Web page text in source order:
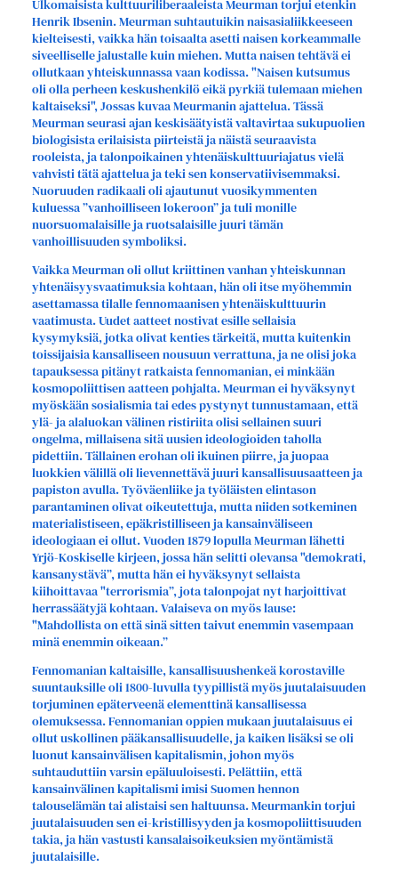
Ulkomaisista kulttuuriliberaaleista Meurman torjui etenkin
Henrik Ibsenin. Meurman suhtautuikin naisasialiikkeeseen
kielteisesti, vaikka hän toisaalta asetti naisen korkeammalle
siveelliselle jalustalle kuin miehen. Mutta naisen tehtävä ei
ollutkaan yhteiskunnassa vaan kodissa. "Naisen kutsumus
oli olla perheen keskushenkilö eikä pyrkiä tulemaan miehen
kaltaiseksi", Jossas kuvaa Meurmanin ajattelua. Tässä
Meurman seurasi ajan keskisäätyistä valtavirtaa sukupuolien
biologisista erilaisista piirteistä ja näistä seuraavista
rooleista, ja talonpoikainen yhtenäiskulttuuriajatus vielä
vahvisti tätä ajattelua ja teki sen konservatiivisemmaksi.
Nuoruuden radikaali oli ajautunut vuosikymmenten
kuluessa ”vanhoilliseen lokeroon” ja tuli monille
nuorsuomalaisille ja ruotsalaisille juuri tämän
vanhoillisuuden symboliksi.
Vaikka Meurman oli ollut kriittinen vanhan yhteiskunnan
yhtenäisyysvaatimuksia kohtaan, hän oli itse myöhemmin
asettamassa tilalle fennomaanisen yhtenäiskulttuurin
vaatimusta. Uudet aatteet nostivat esille sellaisia
kysymyksiä, jotka olivat kenties tärkeitä, mutta kuitenkin
toissijaisia kansalliseen nousuun verrattuna, ja ne olisi joka
tapauksessa pitänyt ratkaista fennomanian, ei minkään
kosmopoliittisen aatteen pohjalta. Meurman ei hyväksynyt
myöskään sosialismia tai edes pystynyt tunnustamaan, että
ylä- ja alaluokan välinen ristiriita olisi sellainen suuri
ongelma, millaisena sitä uusien ideologioiden taholla
pidettiin. Tällainen erohan oli ikuinen piirre, ja juopaa
luokkien välillä oli lievennettävä juuri kansallisuusaatteen ja
papiston avulla. Työväenliike ja työläisten elintason
parantaminen olivat oikeutettuja, mutta niiden sotkeminen
materialistiseen, epäkristilliseen ja kansainväliseen
ideologiaan ei ollut. Vuoden 1879 lopulla Meurman lähetti
Yrjö-Koskiselle kirjeen, jossa hän selitti olevansa "demokrati,
kansanystävä”, mutta hän ei hyväksynyt sellaista
kiihoittavaa "terrorismia”, jota talonpojat nyt harjoittivat
herrassäätyjä kohtaan. Valaiseva on myös lause:
"Mahdollista on että sinä sitten taivut enemmin vasempaan
minä enemmin oikeaan.”
Fennomanian kaltaisille, kansallisuushenkeä korostaville
suuntauksille oli 1800-luvulla tyypillistä myös juutalaisuuden
torjuminen epäterveenä elementtinä kansallisessa
olemuksessa. Fennomanian oppien mukaan juutalaisuus ei
ollut uskollinen pääkansallisuudelle, ja kaiken lisäksi se oli
luonut kansainvälisen kapitalismin, johon myös
suhtauduttiin varsin epäluuloisesti. Pelättiin, että
kansainvälinen kapitalismi imisi Suomen hennon
talouselämän tai alistaisi sen haltuunsa. Meurmankin torjui
juutalaisuuden sen ei-kristillisyyden ja kosmopoliittisuuden
takia, ja hän vastusti kansalaisoikeuksien myöntämistä
juutalaisille.